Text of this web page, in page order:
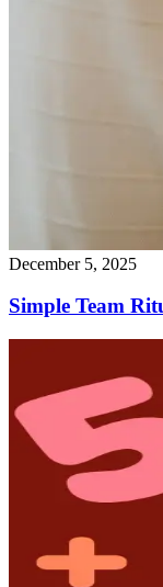
December 5, 2025
Simple Team